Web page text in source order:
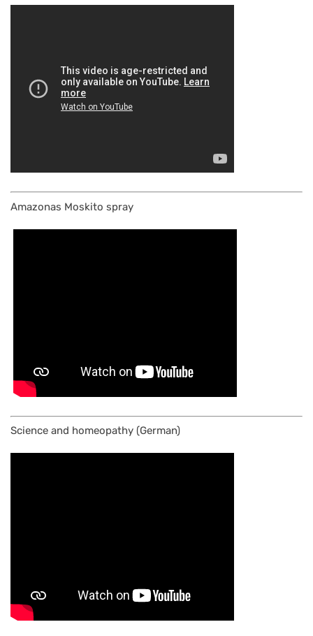
Amazonas Moskito spray
Science and homeopathy (German)